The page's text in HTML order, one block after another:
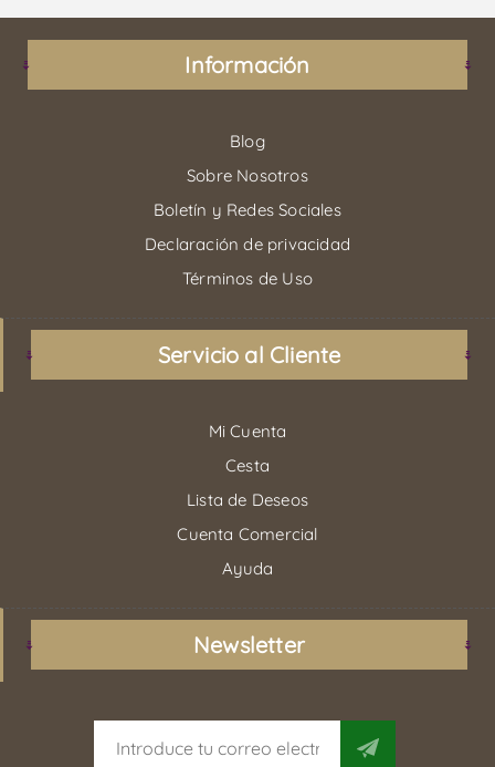
Información
Blog
Sobre Nosotros
Boletín y Redes Sociales
Declaración de privacidad
Términos de Uso
Servicio al Cliente
Mi Cuenta
Cesta
Lista de Deseos
Cuenta Comercial
Ayuda
Newsletter